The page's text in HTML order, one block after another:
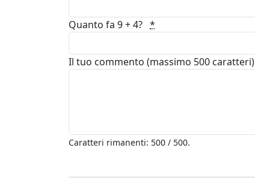
Quanto fa 9 + 4? *
Il tuo commento (massimo 500 caratteri)
Caratteri rimanenti: 500 / 500.